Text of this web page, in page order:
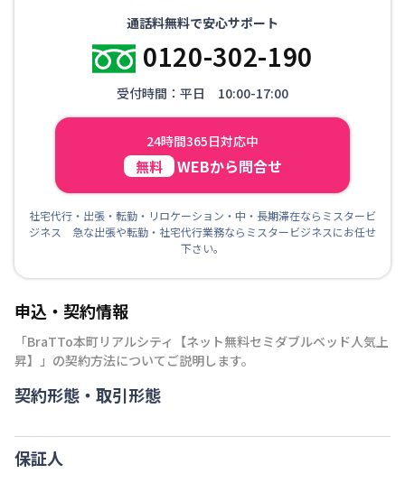
通話料無料で安心サポート
0120-302-190
受付時間：平日 10:00-17:00
24時間365日対応中
無料 WEBから問合せ
社宅代行・出張・転勤・リロケーション・中・長期滞在ならミスタービ
ジネス 急な出張や転勤・社宅代行業務ならミスタービジネスにお任せ
下さい。
申込・契約情報
「BraTTo本町リアルシティ【ネット無料セミダブルベッド人気上
昇】
」の契約方法についてご説明します。
契約形態・取引形態
保証人